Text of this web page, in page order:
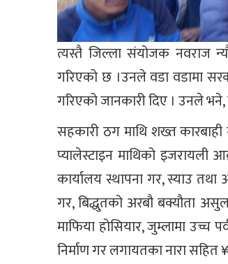
त्यस्तै जिल्ला संयोजक नवराज
गरिएको छ ।उनले वडा वडामा
गरिएको जानकारी दिए । उनले
सहकारी ठग माथि शख्त
प्यालेस्टाइन माथिको इजरायली
कार्यालय स्थापना गर, स्याउ
गर, बिद्धुतको अरबौ बक्यौता
माफिया होसियार, जुम्लामा उच्च
निर्माण गर लगायतका नारा सहित